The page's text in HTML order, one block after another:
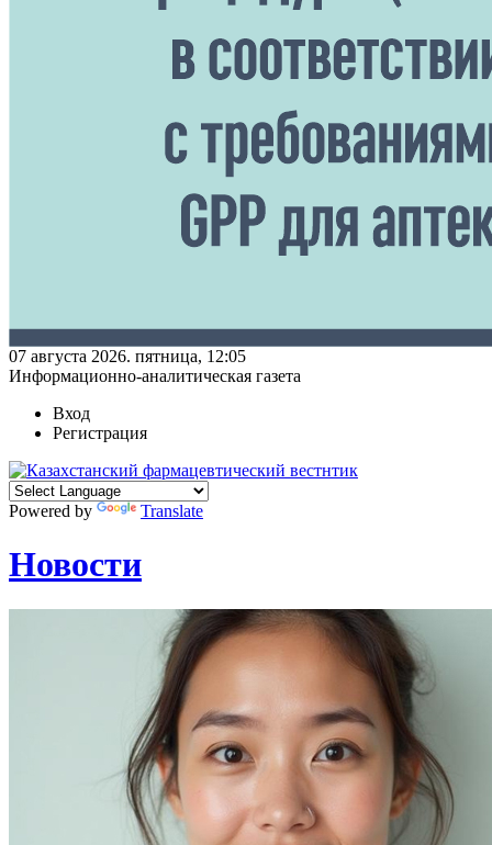
07 августа 2026. пятница, 12:05
Информационно-аналитическая газета
Вход
Регистрация
Powered by Translate
Новости